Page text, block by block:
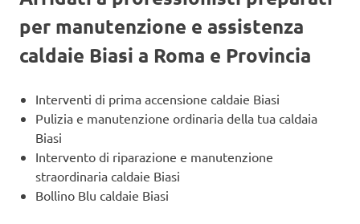
per manutenzione e assistenza
caldaie Biasi a Roma e Provincia
Interventi di prima accensione caldaie Biasi
Pulizia e manutenzione ordinaria della tua caldaia
Biasi
Intervento di riparazione e manutenzione
straordinaria caldaie Biasi
Bollino Blu caldaie Biasi